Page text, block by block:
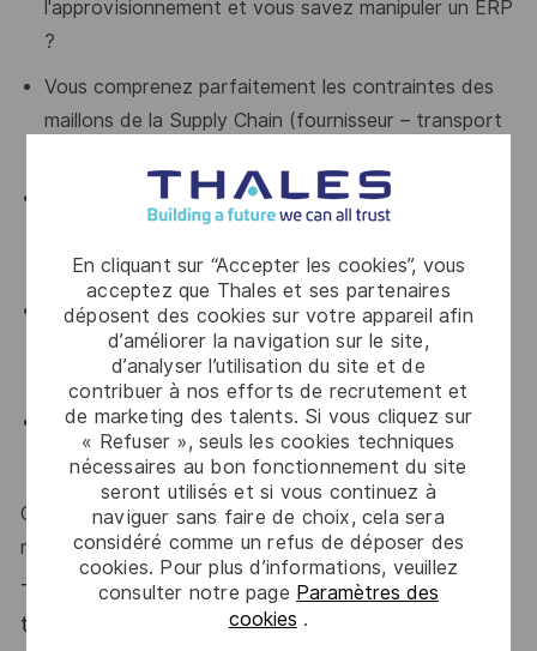
En cliquant sur “Accepter les cookies”, vous
acceptez que Thales et ses partenaires
déposent des cookies sur votre appareil afin
d’améliorer la navigation sur le site,
d’analyser l’utilisation du site et de
contribuer à nos efforts de recrutement et
de marketing des talents. Si vous cliquez sur
« Refuser », seuls les cookies techniques
nécessaires au bon fonctionnement du site
seront utilisés et si vous continuez à
naviguer sans faire de choix, cela sera
considéré comme un refus de déposer des
cookies. Pour plus d’informations, veuillez
consulter notre page Paramètres des
cookies .
l'approvisionnement et vous savez manipuler un ERP
?
Vous comprenez parfaitement les contraintes des
maillons de la Supply Chain (fournisseur – transport
Les notions de réglementations douanières et
vous ?
On vous reconnaît pour votre excellent relationnel,
votre adaptation et votre capacité à respect
consignes ?
Vous maîtrisez un anglais technique de base ?
Ce poste est donc fait pour vous, alors venez nous
rejoindre !
Thales, entreprise Handi-Engagée, reconnait
tous les talents. La diversité est notre meilleur